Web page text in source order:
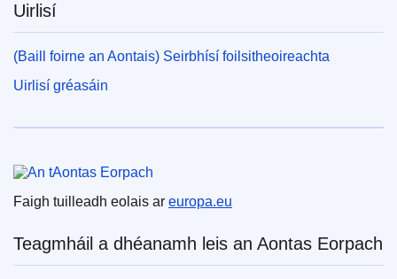
Uirlisí
(Baill foirne an Aontais) Seirbhísí foilsitheoireachta
Uirlisí gréasáin
Faigh tuilleadh eolais ar europa.eu
Teagmháil a dhéanamh leis an Aontas Eorpach